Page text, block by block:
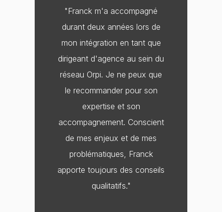
o
k
f
n
"Franck m'a accompagné
durant deux années lors de
mon intégration en tant que
dirigeant d'agence au sein du
réseau Orpi. Je ne peux que
le recommander pour son
expertise et son
accompagnement. Conscient
de mes enjeux et de mes
problématiques, Franck
apporte toujours des conseils
qualitatifs."